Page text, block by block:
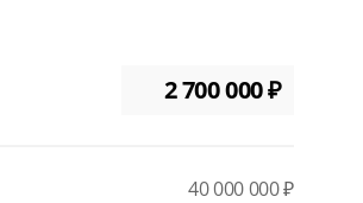
40 000 000 ₽